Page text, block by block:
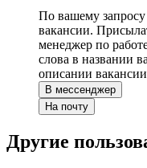
По вашему запросу
вакансии.
менеджер по
слова в названии
описании вакансии
В мессенджер
На почту
Другие